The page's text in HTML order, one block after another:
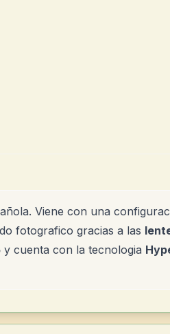
Viene con una
fotografico gracias a las
y cuenta con la tecnologia